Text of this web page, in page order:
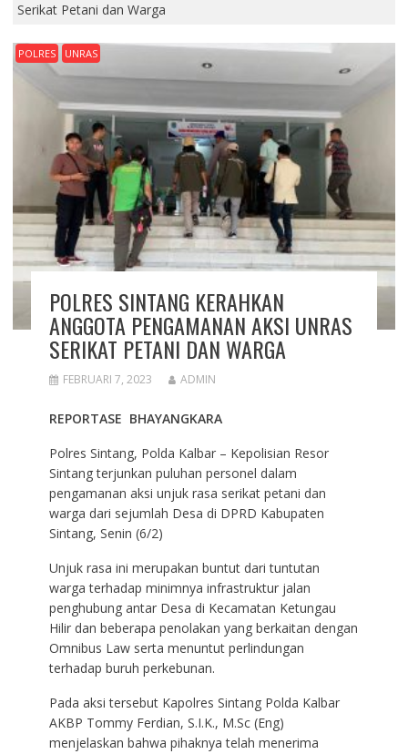
Serikat Petani dan Warga
POLRES UNRAS
POLRES SINTANG KERAHKAN
ANGGOTA PENGAMANAN AKSI UNRAS
SERIKAT PETANI DAN WARGA
FEBRUARI 7, 2023 ADMIN
REPORTASE BHAYANGKARA
Polres Sintang, Polda Kalbar – Kepolisian Resor
Sintang terjunkan puluhan personel dalam
pengamanan aksi unjuk rasa serikat petani dan
warga dari sejumlah Desa di DPRD Kabupaten
Sintang, Senin (6/2)
Unjuk rasa ini merupakan buntut dari tuntutan
warga terhadap minimnya infrastruktur jalan
penghubung antar Desa di Kecamatan Ketungau
Hilir dan beberapa penolakan yang berkaitan dengan
Omnibus Law serta menuntut perlindungan
terhadap buruh perkebunan.
Pada aksi tersebut Kapolres Sintang Polda Kalbar
AKBP Tommy Ferdian, S.I.K., M.Sc (Eng)
menjelaskan bahwa pihaknya telah menerima